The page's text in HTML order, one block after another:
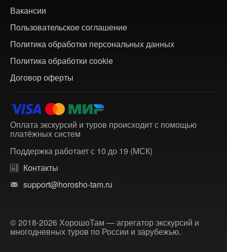
Вакансии
Пользовательское соглашение
Политика обработки персональных данных
Политика обработки cookie
Договор оферты
Оплата экскурсий и туров происходит с помощью
платёжных систем
Поддержка работает с 10 до 19 (МСК)
Контакты
support@horosho-tam.ru
© 2018-2026 ХорошоТам — агрегатор экскурсий и
многодневных туров по России и зарубежью.